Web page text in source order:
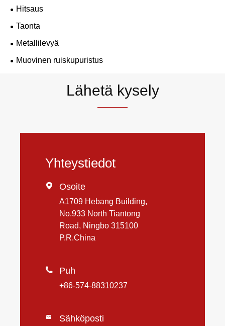
Hitsaus
Taonta
Metallilevyä
Muovinen ruiskupuristus
Lähetä kysely
Yhteystiedot
 Osoite
A1709 Hebang Building,
No.933 North Tiantong
Road, Ningbo 315100
P.R.China
 Puh
+86-574-88310237
 Sähköposti